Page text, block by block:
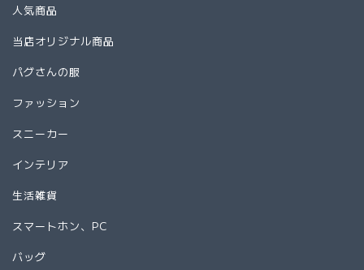
人気商品
当店オリジナル商品
パグさんの服
ファッション
スニーカー
インテリア
生活雑貨
スマートホン、PC
バッグ